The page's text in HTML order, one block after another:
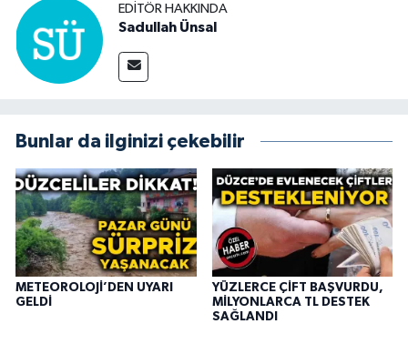
EDITÖR HAKKINDA
Sadullah Ünsal
Bunlar da ilginizi çekebilir
METEOROLOJİ’DEN UYARI
GELDİ
YÜZLERCE ÇİFT BAŞVURDU,
MİLYONLARCA TL DESTEK
SAĞLANDI